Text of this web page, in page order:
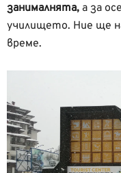
занималнята, а за
училището. Ние ще
време.